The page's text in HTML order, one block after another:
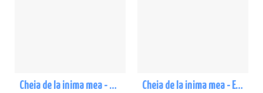
Cheia de la inima mea - Mamaia Cheia de la inima mea - Eforie Nord